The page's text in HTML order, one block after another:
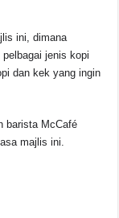
ini, dimana
jenis kopi
dan kek yang ingin
barista McCafé
majlis ini.